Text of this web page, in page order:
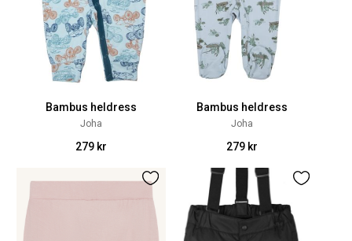
Bambus heldress
Joha
279 kr
Bambus heldress
Joha
279 kr